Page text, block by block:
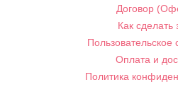
Договор
Как сделать
Пользовательское
Оплата и
Политика